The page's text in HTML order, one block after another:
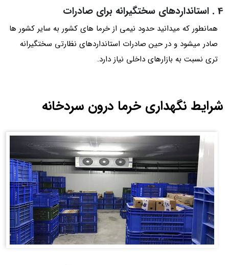
4 . استانداردهای سختگیرانه برای صادرات
همانطور که میدانید حدود نیمی از خرما های کشور به سایر کشور ها
صادر میشود و در حین صادرات استانداردهای نظارتی سختگیرانه
تری نسبت به بازارهای داخلی نیاز دارد.
شرایط نگهداری خرما درون سردخانه